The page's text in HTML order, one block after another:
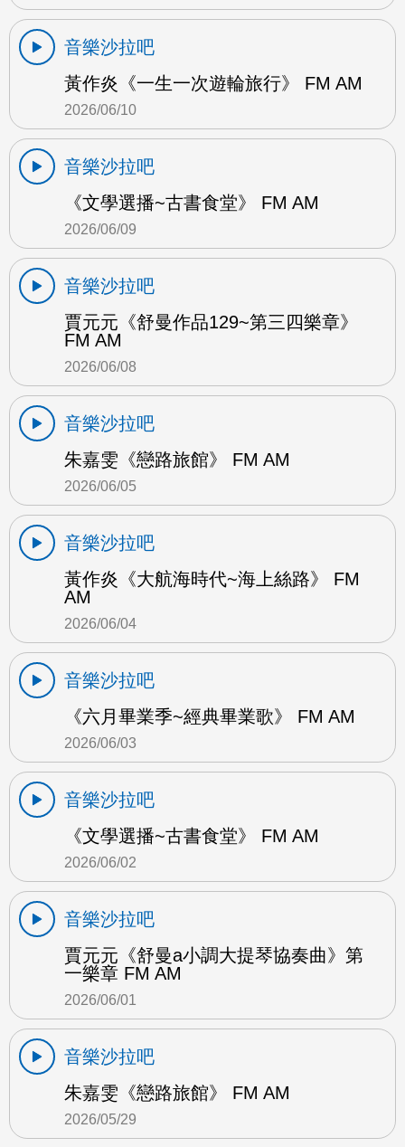
音樂沙拉吧
黃作炎《一生一次遊輪旅行》 FM AM
2026/06/10
音樂沙拉吧
《文學選播~古書食堂》 FM AM
2026/06/09
音樂沙拉吧
賈元元《舒曼作品129~第三四樂章》
FM AM
2026/06/08
音樂沙拉吧
朱嘉雯《戀路旅館》 FM AM
2026/06/05
音樂沙拉吧
黃作炎《大航海時代~海上絲路》 FM
AM
2026/06/04
音樂沙拉吧
《六月畢業季~經典畢業歌》 FM AM
2026/06/03
音樂沙拉吧
《文學選播~古書食堂》 FM AM
2026/06/02
音樂沙拉吧
賈元元《舒曼a小調大提琴協奏曲》第
一樂章 FM AM
2026/06/01
音樂沙拉吧
朱嘉雯《戀路旅館》 FM AM
2026/05/29